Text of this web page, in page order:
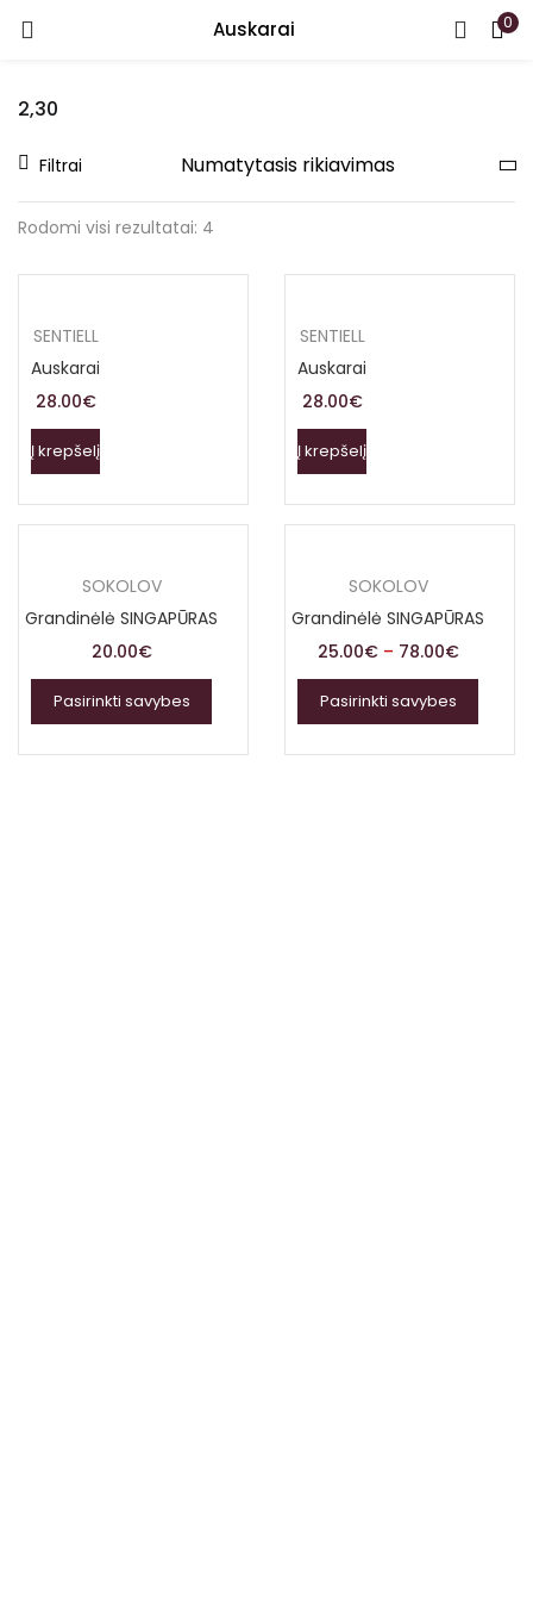
Auskarai 0
PRISIJUNGTI REGISTRUOTIS
Įveskite vartotojo vardą arba el. paštą ir slaptažodį.
Pamiršote slaptažodį?
2,30
Filtrai
Rodomi visi rezultatai: 4
SENTIELL
Auskarai
28.00€
Į krepšelį
SENTIELL
Auskarai
28.00€
Į krepšelį
SOKOLOV
Grandinėlė SINGAPŪRAS
20.00€
Pasirinkti savybes
SOKOLOV
Grandinėlė SINGAPŪRAS
25.00€ – 78.00€
Pasirinkti savybes